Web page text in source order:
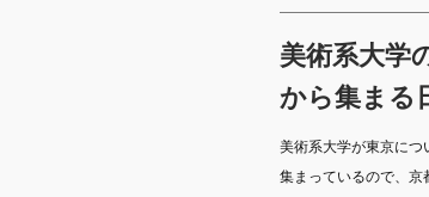
美術系大学
から集まる
美術系大学が東京につ
集まっているので、京